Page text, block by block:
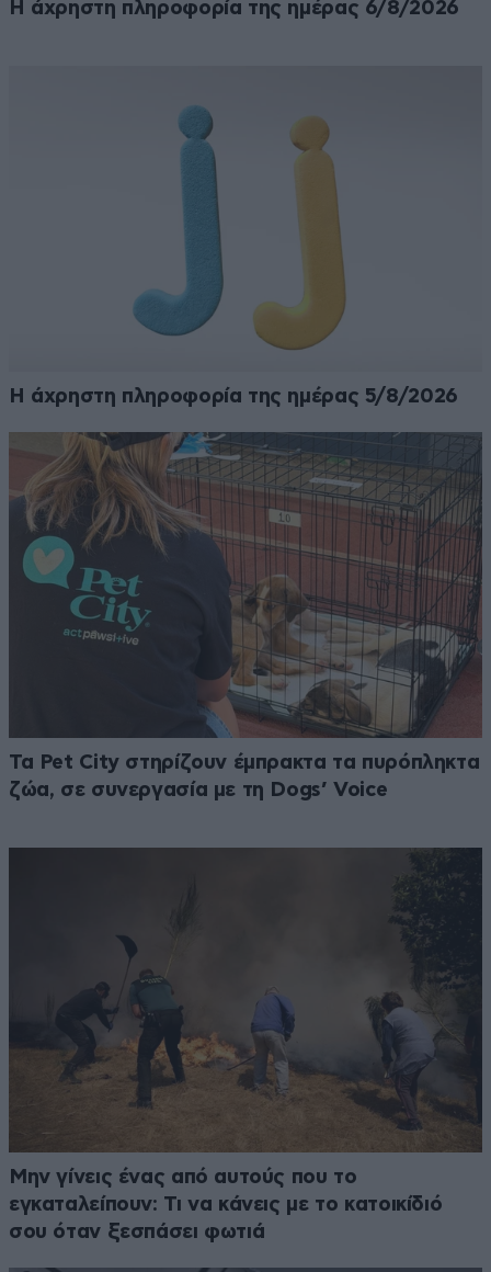
Η άχρηστη πληροφορία της ημέρας 6/8/2026
Η άχρηστη πληροφορία της ημέρας 5/8/2026
Τα Pet City στηρίζουν έμπρακτα τα πυρόπληκτα
ζώα, σε συνεργασία με τη Dogs’ Voice
Μην γίνεις ένας από αυτούς που το
εγκαταλείπουν: Τι να κάνεις με το κατοικίδιό
σου όταν ξεσπάσει φωτιά